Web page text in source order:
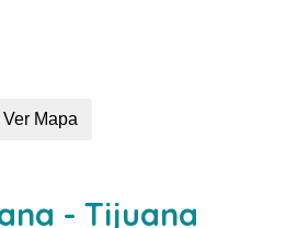
Ver Mapa
- Tijuana